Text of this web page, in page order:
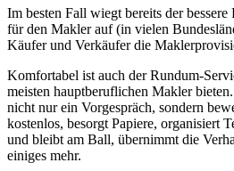
Im besten Fall wiegt bereits der
für den Makler auf (in vielen
Käufer und Verkäufer die
Komfortabel ist auch der Rundum-
meisten hauptberuflichen Makler
nicht nur ein Vorgespräch, sondern
kostenlos, besorgt Papiere, organisiert
und bleibt am Ball, übernimmt die
einiges mehr.